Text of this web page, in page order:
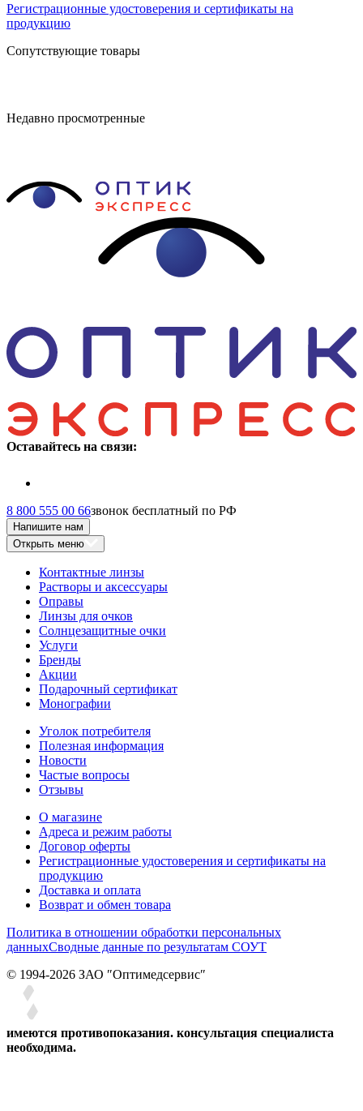
Регистрационные удостоверения и сертификаты на
продукцию
Сопутствующие товары
Недавно просмотренные
Оставайтесь на связи:
8 800 555 00 66звонок бесплатный по РФ
Напишите нам
Открыть меню
Контактные линзы
Растворы и аксессуары
Оправы
Линзы для очков
Солнцезащитные очки
Услуги
Бренды
Акции
Подарочный сертификат
Монографии
Уголок потребителя
Полезная информация
Новости
Частые вопросы
Отзывы
О магазине
Адреса и режим работы
Договор оферты
Регистрационные удостоверения и сертификаты на
продукцию
Доставка и оплата
Возврат и обмен товара
Политика в отношении обработки персональных
данныхСводные данные по результатам СОУТ
© 1994-2026 ЗАО ″Оптимедсервис″
имеются противопоказания. консультация специалиста
необходима.